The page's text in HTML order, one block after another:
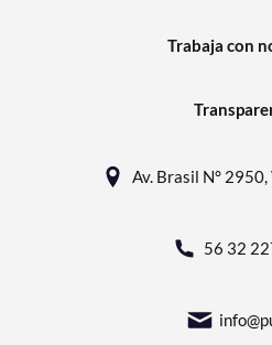
Trabaja con
Av. Brasil N°
56 32